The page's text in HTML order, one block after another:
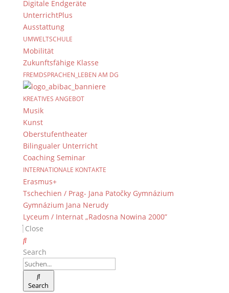
Digitale Endgeräte
UnterrichtPlus
Ausstattung
UMWELTSCHULE
Mobilität
Zukunftsfähige Klasse
FREMDSPRACHEN_LEBEN AM DG
KREATIVES ANGEBOT
Musik
Kunst
Oberstufentheater
Bilingualer Unterricht
Coaching Seminar
INTERNATIONALE KONTAKTE
Erasmus+
Tschechien / Prag- Jana Patočky Gymnázium
Gymnázium Jana Nerudy
Lyceum / Internat „Radosna Nowina 2000”
Close
Search
Search